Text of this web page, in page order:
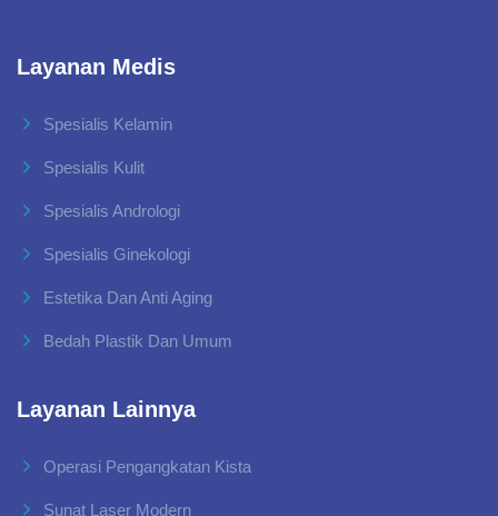
Layanan Medis
Spesialis Kelamin
Spesialis Kulit
Spesialis Andrologi
Spesialis Ginekologi
Estetika Dan Anti Aging
Bedah Plastik Dan Umum
Layanan Lainnya
Operasi Pengangkatan Kista
Sunat Laser Modern